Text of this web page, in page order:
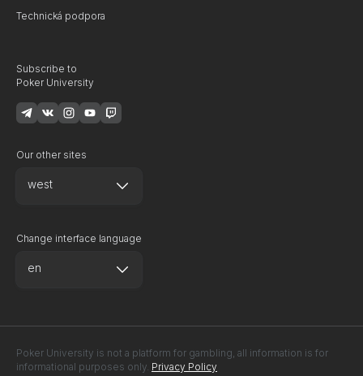
Technická podpora
Subscribe to
Poker University
Our other sites
west
Change interface language
en
Poker University is not a platform for gambling, all information is for
informational purposes only. Privacy Policy